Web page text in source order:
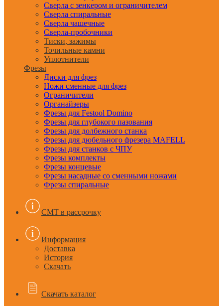
Сверла с зенкером и ограничителем
Сверла спиральные
Сверла чашечные
Сверла-пробочники
Тиски, зажимы
Точильные камни
Уплотнители
Фрезы
Диски для фрез
Ножи сменные для фрез
Ограничители
Органайзеры
Фрезы для Festool Domino
Фрезы для глубокого пазования
Фрезы для долбежного станка
Фрезы для дюбельного фрезера MAFELL
Фрезы для станков с ЧПУ
Фрезы комплекты
Фрезы концевые
Фрезы насадные со сменными ножами
Фрезы спиральные
CMT в рассрочку
Информация
Доставка
История
Скачать
Скачать каталог